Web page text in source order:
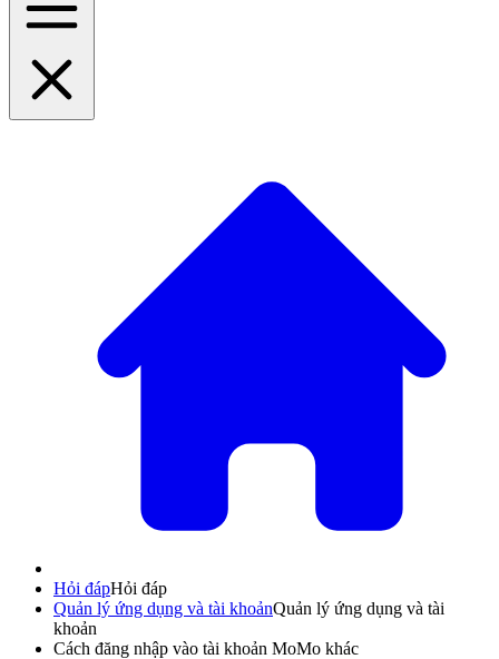
Hỏi đápHỏi đáp
Quản lý ứng dụng và tài khoảnQuản lý ứng dụng và tài
khoản
Cách đăng nhập vào tài khoản MoMo khác